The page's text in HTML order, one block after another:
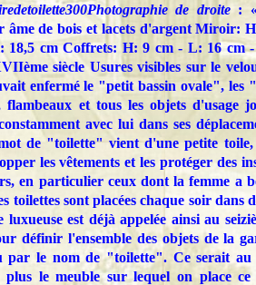
Photographie de droite: «
âme de bois et lacets d'argent Miroir:
18,5 cm Coffrets: H: 9 cm - L: 16 cm
siècle Usures visibles sur le
enfermé le "petit bassin ovale", les
flambeaux et tous les objets d'usage
avec lui dans ses
de "toilette" vient d'une petite
les vêtements et les protéger des
en particulier ceux dont la femme a
toilettes sont placées chaque soir dans
luxueuse est déjà appelée ainsi au
définir l'ensemble des objets de la
par le nom de "toilette". Ce serait au
plus le meuble sur lequel on place